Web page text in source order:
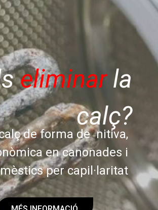
eliminarla
calç?
de forma de nitiva,
en canonades i
per capil·laritat